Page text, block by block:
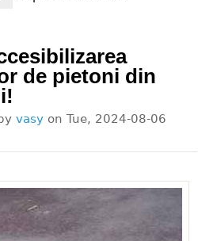
de pietoni din
vasy on Tue, 2024-08-06